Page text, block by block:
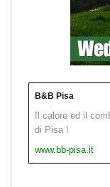
B&B Pisa
Il calore ed il
di Pisa !
www.bb-pisa.it